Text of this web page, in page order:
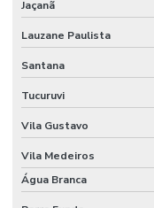
Escritório de construção
Escritório de construção
Escritório de construção
Escritório de construção
Escritório de construção
Escritório de construção
Jaçanã
Lauzane Paulista
Santana
Tucuruvi
Vila Gustavo
Vila Medeiros
Água Branca